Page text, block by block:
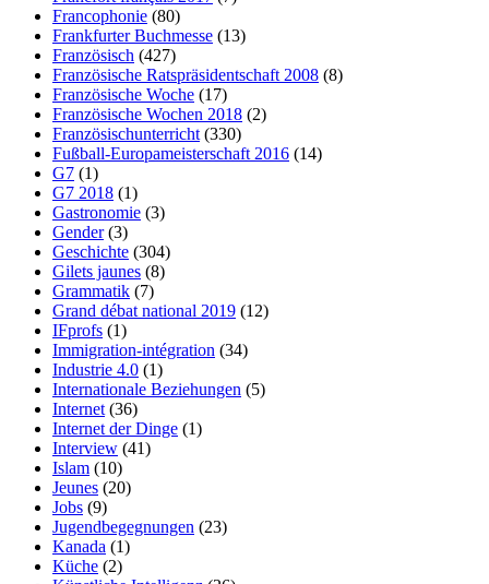
Francophonie (80)
Frankfurter Buchmesse (13)
Französisch (427)
Französische Ratspräsidentschaft 2008 (8)
Französische Woche (17)
Französische Wochen 2018 (2)
Französischunterricht (330)
Fußball-Europameisterschaft 2016 (14)
G7 (1)
G7 2018 (1)
Gastronomie (3)
Gender(3)
Geschichte (304)
Gilets jaunes (8)
Grammatik (7)
Grand débat national 2019 (12)
IFprofs (1)
Immigration-intégration (34)
Industrie 4.0 (1)
Internationale Beziehungen (5)
Internet (36)
Internet der Dinge (1)
Interview (41)
Islam (10)
Jeunes (20)
Jobs (9)
Jugendbegegnungen (23)
Kanada (1)
Küche (2)